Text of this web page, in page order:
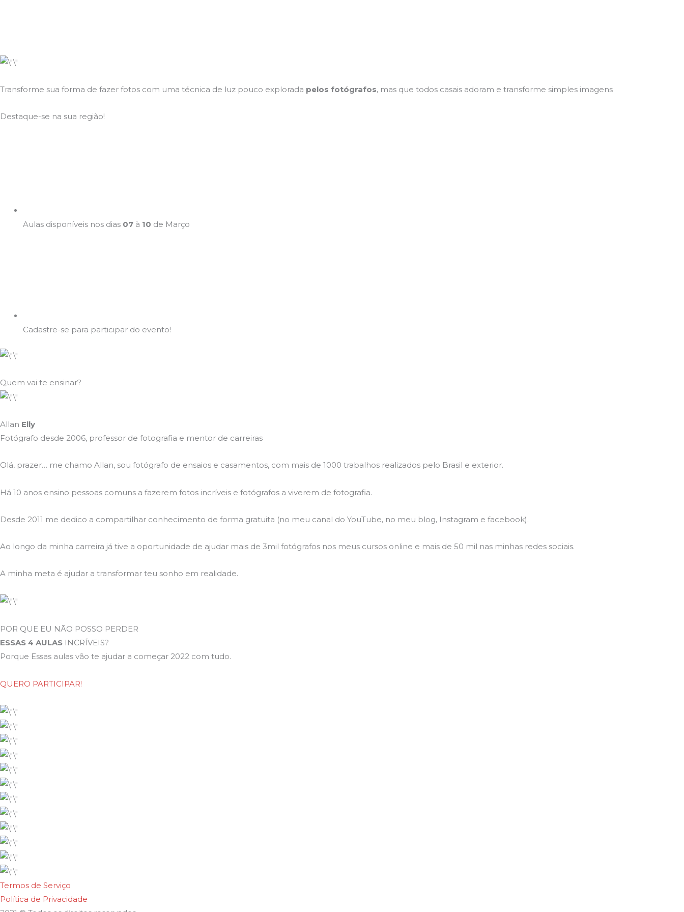
Transforme sua forma de fazer fotos com uma técnica de luz pouco explorada pelos fotógrafos, mas que todos casais adoram e transforme simples imagens
Destaque-se na sua região!
Aulas disponíveis nos dias 07 à 10 de Março
Cadastre-se para participar do evento!
Quem vai te ensinar?
Allan Elly
Fotógrafo desde 2006, professor de fotografia e mentor de carreiras
Olá, prazer… me chamo Allan, sou fotógrafo de ensaios e casamentos, com mais de 1000 trabalhos realizados pelo Brasil e exterior.
Há 10 anos ensino pessoas comuns a fazerem fotos incríveis e fotógrafos a viverem de fotografia.
Desde 2011 me dedico a compartilhar conhecimento de forma gratuita (no meu canal do YouTube, no meu blog, Instagram e facebook).
Ao longo da minha carreira já tive a oportunidade de ajudar mais de 3mil fotógrafos nos meus cursos online e mais de 50 mil nas minhas redes sociais.
A minha meta é ajudar a transformar teu sonho em realidade.
POR QUE EU NÃO POSSO PERDER
ESSAS 4 AULAS INCRÍVEIS?
Porque Essas aulas vão te ajudar a começar 2022 com tudo.
QUERO PARTICIPAR!
Termos de Serviço
Política de Privacidade